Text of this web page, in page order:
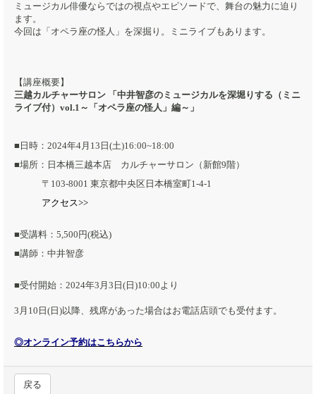
ミュージカル俳優ならではの視点やエピソードで、舞台の魅力に迫り
ます。
今回は「オペラ座の怪人」を深掘り。ミニライブもあります。
【講座概要】
三越カルチャーサロン 「中井智彦のミュージカルを深堀りする（ミニ
ライブ付）vol.1～「オペラ座の怪人」編～」
■日時：2024年4月13日(土)16:00~18:00
■場所：日本橋三越本店 カルチャーサロン（新館9階）
〒103-8001 東京都中央区日本橋室町1-4-1
アクセス>>
■受講料：5,500円(税込)
■講師：中井智彦
■受付開始：2024年3月3日(日)10:00より
3月10日(日)以降、残席があった場合はお電話店頭でも受付ます。
◎オンライン予約はこちらから
戻る